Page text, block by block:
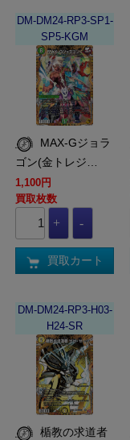
DM-DM24-RP3-SP1-
SP5-KGM
ゴン(金トレジ…
1,100円
買取枚数
買取カート
DM-DM24-RP3-H03-
H24-SR